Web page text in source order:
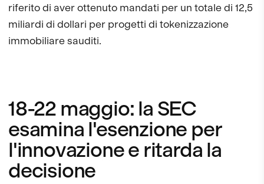
riferito di aver ottenuto mandati per un totale di 12,5
miliardi di dollari per progetti di tokenizzazione
immobiliare sauditi.
18-22 maggio: la SEC
esamina l'esenzione per
l'innovazione e ritarda la
decisione